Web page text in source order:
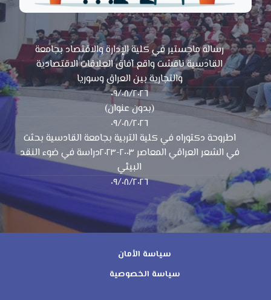
رسالة ماجستير في كلية الإدارة والاقتصاد بجامعة
القادسية ناقشت واقع آفاق العلاقات الاقتصادية
والتجارية بين العراق وسوريا
٠٩/٠٨/٢٠٢٦
(بدون عنوان)
٠٩/٠٨/٢٠٢٦
اطروحة دكتوراه في كلية التربية بجامعة القادسية بحثت
في الشعر العراقي المعاصر ٢٠٠٣-٢٠٢٣دراسة في ضوء النقد
البيئي
٠٩/٠٨/٢٠٢٦
سياسة الأمان
سياسة الخصوصية